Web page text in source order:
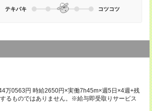
テキパキ コツコツ
0563円 時給2650円×実働7h45m×週5日×4週+残
るものではありません。※給与即受取りサービス